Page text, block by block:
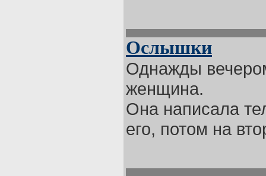
Ослышки
Однажды
женщина.
Она написала
его, потом на